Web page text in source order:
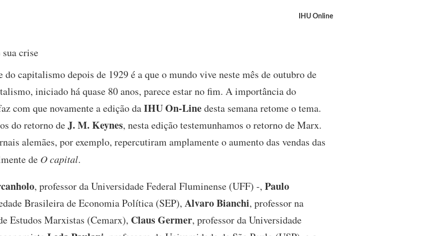
IHU Online
crise
capitalismo depois de 1929 é a que o mundo vive neste mês de outubro de
iniciado há quase 80 anos, parece estar no fim. A importância do
com que novamente a edição daIHU On-Linedesta semana retome o tema.
do retorno deJ. M. Keynes, nesta edição testemunhamos o retorno de Marx.
alemães, por exemplo, repercutiram amplamente o aumento das vendas das
de O capital.
, professor da Universidade Federal Fluminense (UFF) -, Paulo
Brasileira de Economia Política (SEP), Alvaro Bianchi, professor na
Estudos Marxistas (Cemarx), Claus Germer, professor da Universidade